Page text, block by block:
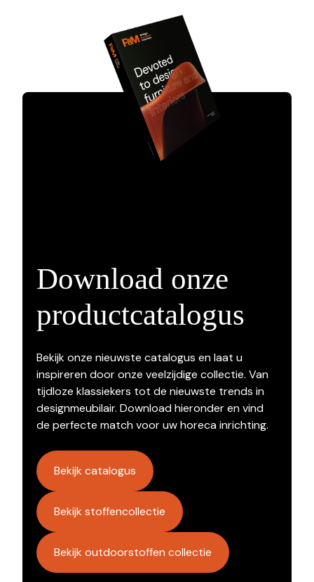
Download onze
productcatalogus
Bekijk onze nieuwste catalogus en laat u
inspireren door onze veelzijdige collectie. Van
tijdloze klassiekers tot de nieuwste trends in
designmeubilair. Download hieronder en vind
de perfecte match voor uw horeca inrichting.
Bekijk catalogus
Bekijk stoffencollectie
Bekijk outdoorstoffen collectie